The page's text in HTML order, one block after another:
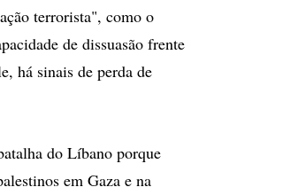
terrorista", como o
de dissuasão frente
há sinais de perda de
do Líbano porque
em Gaza e na